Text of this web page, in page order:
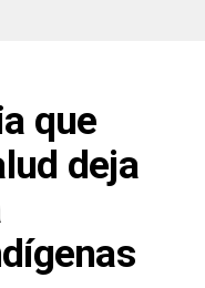
que
deja